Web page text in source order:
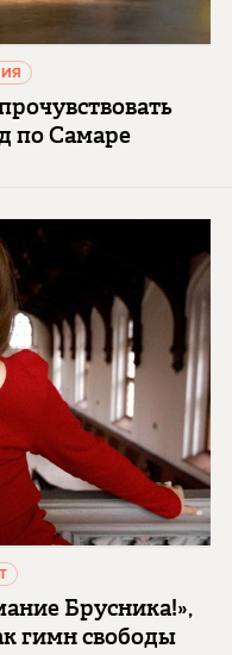
по Самаре
Брусника!»,
гимн свободы